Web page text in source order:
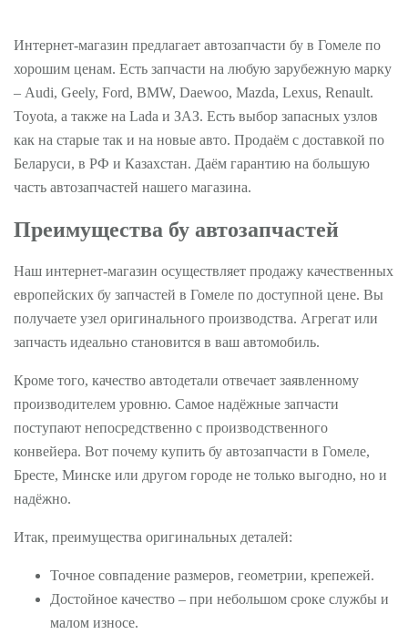
Интернет-магазин предлагает автозапчасти бу в Гомеле по
хорошим ценам. Есть запчасти на любую зарубежную марку
– Audi, Geely, Ford, BMW, Daewoo, Mazda, Lexus, Renault.
Toyota, а также на Lada и ЗАЗ. Есть выбор запасных узлов
как на старые так и на новые авто. Продаём с доставкой по
Беларуси, в РФ и Казахстан. Даём гарантию на большую
часть автозапчастей нашего магазина.
Преимущества бу автозапчастей
Наш интернет-магазин осуществляет продажу качественных
европейских бу запчастей в Гомеле по доступной цене. Вы
получаете узел оригинального производства. Агрегат или
запчасть идеально становится в ваш автомобиль.
Кроме того, качество автодетали отвечает заявленному
производителем уровню. Самое надёжные запчасти
поступают непосредственно с производственного
конвейера. Вот почему купить бу автозапчасти в Гомеле,
Бресте, Минске или другом городе не только выгодно, но и
надёжно.
Итак, преимущества оригинальных деталей:
Точное совпадение размеров, геометрии, крепежей.
Достойное качество – при небольшом сроке службы и
малом износе.